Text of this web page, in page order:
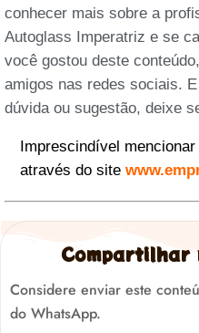
conhecer mais sobre a
Autoglass Imperatriz e se
você gostou deste
amigos nas redes sociais.
dúvida ou sugestão, deixe
Imprescindível
através do site
Compartilhar
Considere enviar este
do WhatsApp.